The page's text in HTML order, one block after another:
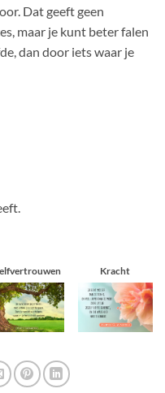
Dat geeft geen
maar je kunt beter falen
dan door iets waar je
Kracht